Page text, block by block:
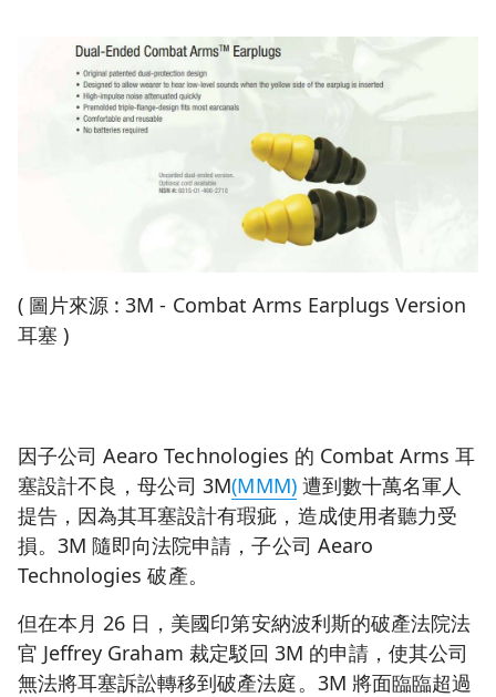
( 圖片來源 : 3M - Combat Arms Earplugs Version
耳塞 )
因子公司 Aearo Technologies 的 Combat Arms 耳
塞設計不良，母公司 3M(MMM)遭到數十萬名軍人
提告，因為其耳塞設計有瑕疵，造成使用者聽力受
損。3M 隨即向法院申請，子公司 Aearo
Technologies 破產。
但在本月 26 日，美國印第安納波利斯的破產法院法
官 Jeffrey Graham 裁定駁回 3M 的申請，使其公司
無法將耳塞訴訟轉移到破產法庭。3M 將面臨臨超過